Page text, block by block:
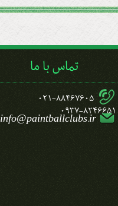
تماس با ما
021-88467605
0937-8246651
info@paintballclubs.ir